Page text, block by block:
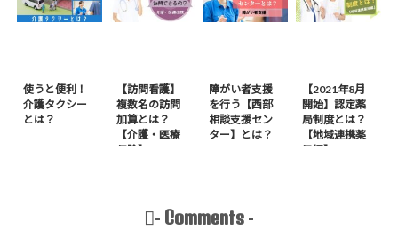
使うと便利！
介護タクシー
とは？
【訪問看護】
複数名の訪問
加算とは？
【介護・医療
保険】
障がい者支援
を行う【西部
相談支援セン
ター】とは？
【2021年8月
開始】認定薬
局制度とは？
【地域連携薬
局編】
- Comments -